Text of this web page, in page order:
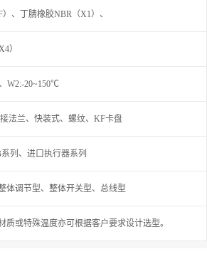
、丁腈橡胶NBR（X1）、
）
W2:-20~150℃
法兰、快装式、螺纹、KF卡盘
列、进口执行器系列
体调节型、整体开关型、总线型
质或特殊温度亦可根据客户要求设计选型。